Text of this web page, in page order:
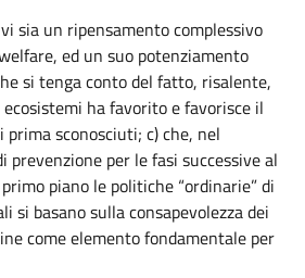
sia un ripensamento complessivo
ed un suo potenziamento
si tenga conto del fatto, risalente,
ha favorito e favorisce il
sconosciuti; c) che, nel
prevenzione per le fasi successive al
piano le politiche “ordinarie” di
si basano sulla consapevolezza dei
come elemento fondamentale per